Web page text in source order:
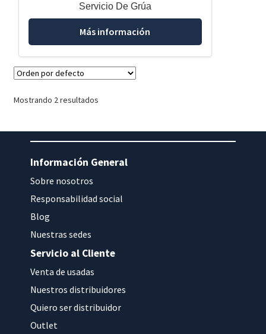
Servicio De Grúa
Más información
Mostrando 2 resultados
Información General
Sobre nosotros
Responsabilidad social
Blog
Nuestras sedes
Servicio al Cliente
Venta de usadas
Nuestros distribuidores
Quiero ser distribuidor
Outlet